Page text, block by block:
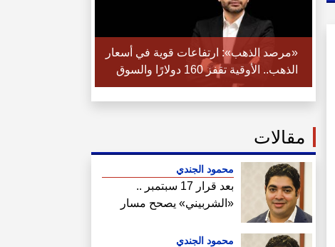
«مرصد الذهب»: ارتفاعات قوية في أسعار
الذهب.. الأوقية تقفز 160 دولارًا والسوق
المحلية تتداول بخصم 35 جنيهًا
مقالات
محمود الجندي
بعد قرار 17 سبتمبر ..
«الشربيني» يصحح مسار
محمود الجندي